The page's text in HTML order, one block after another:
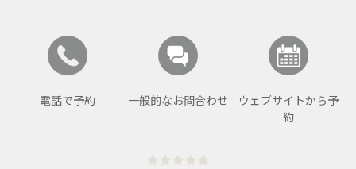
電話で予約 一般的なお問合わせ
ウェブサイトから予
約